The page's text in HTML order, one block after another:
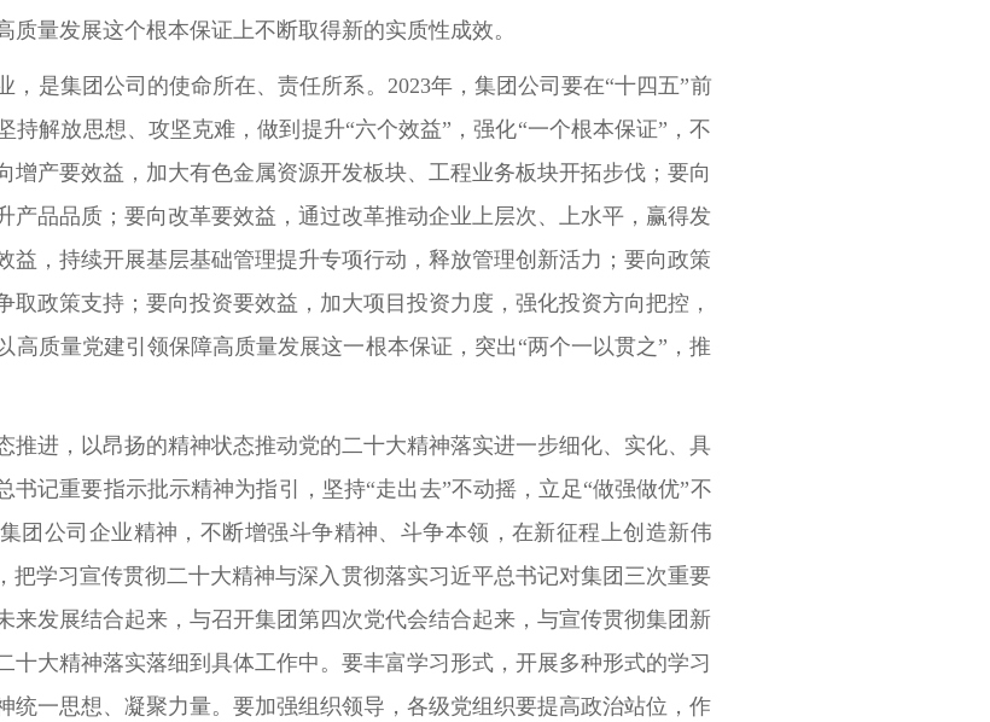
量发展这个根本保证上不断取得新的实质性成效。
，是集团公司的使命所在、责任所系。2023年，集团公司要在“十四五”前
持解放思想、攻坚克难，做到提升“六个效益”，强化“一个根本保证”，不
增产要效益，加大有色金属资源开发板块、工程业务板块开拓步伐；要向
产品品质；要向改革要效益，通过改革推动企业上层次、上水平，赢得发
益，持续开展基层基础管理提升专项行动，释放管理创新活力；要向政策
政策支持；要向投资要效益，加大项目投资力度，强化投资方向把控，
高质量党建引领保障高质量发展这一根本保证，突出“两个一以贯之”，推
推进，以昂扬的精神状态推动党的二十大精神落实进一步细化、实化、具
书记重要指示批示精神为指引，坚持“走出去”不动摇，立足“做强做优”不
团公司企业精神，不断增强斗争精神、斗争本领，在新征程上创造新伟
把学习宣传贯彻二十大精神与深入贯彻落实习近平总书记对集团三次重要
来发展结合起来，与召开集团第四次党代会结合起来，与宣传贯彻集团新
十大精神落实落细到具体工作中。要丰富学习形式，开展多种形式的学习
统一思想、凝聚力量。要加强组织领导，各级党组织要提高政治站位，作